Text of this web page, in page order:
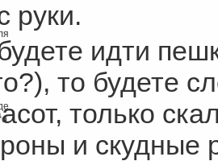
руки.
идти
то будете
только
и скудные